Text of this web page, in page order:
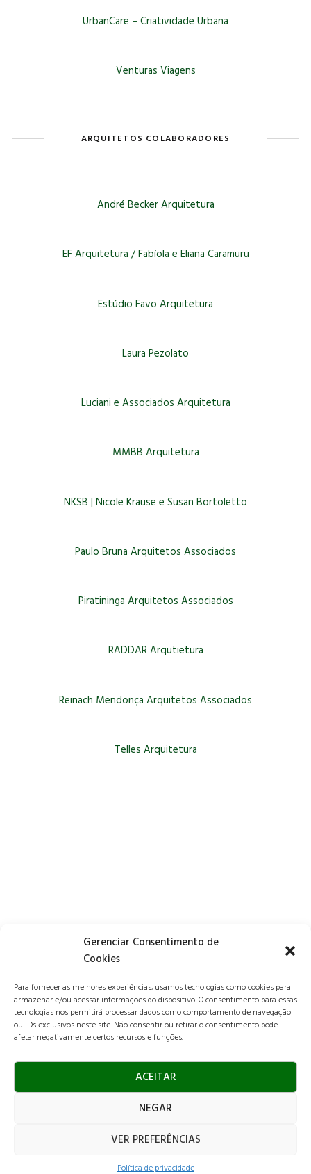
Gerenciar Consentimento de
Cookies
Para fornecer as melhores experiências, usamos tecnologias como cookies para
armazenar e/ou acessar informações do dispositivo. O consentimento para essas
tecnologias nos permitirá processar dados como comportamento de navegação
ou IDs exclusivos neste site. Não consentir ou retirar o consentimento pode
afetar negativamente certos recursos e funções.
ACEITAR
NEGAR
VER PREFERÊNCIAS
Política de privacidade
UrbanCare – Criatividade Urbana
Venturas Viagens
ARQUITETOS COLABORADORES
André Becker Arquitetura
EF Arquitetura / Fabíola e Eliana Caramuru
Estúdio Favo Arquitetura
Laura Pezolato
Luciani e Associados Arquitetura
MMBB Arquitetura
NKSB | Nicole Krause e Susan Bortoletto
Paulo Bruna Arquitetos Associados
Piratininga Arquitetos Associados
RADDAR Arqutietura
Reinach Mendonça Arquitetos Associados
Telles Arquitetura
Rua Franz Wilhelm Dafert, 79
Campinas – SP – CEP 13070-161
ENTRE EM CONTATO:
contato@licuripaisagismo.com.br
+55 19 97145-5709| +55 11 94756 1528
INSTAGRAMFACEBOOKLINKEDINWHATSAPP